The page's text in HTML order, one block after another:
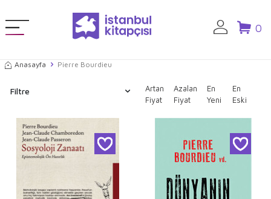
0
Anasayfa Pierre Bourdieu
Filtre
Artan
Fiyat
Azalan
Fiyat
En
Yeni
En
Eski